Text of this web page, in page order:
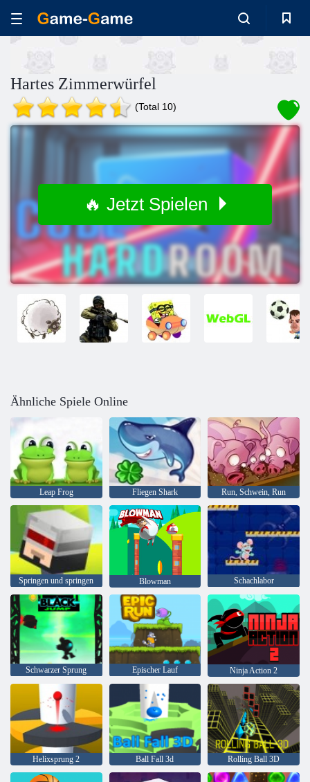
Hartes Zimmerwürfel
(Total 10)
🔥 Jetzt Spielen
Ähnliche Spiele Online
Leap Frog Fliegen Shark Run, Schwein, Run
Springen und springen Blowman Schachlabor
Schwarzer Sprung Epischer Lauf Ninja Action 2
Helixsprung 2 Ball Fall 3d Rolling Ball 3D